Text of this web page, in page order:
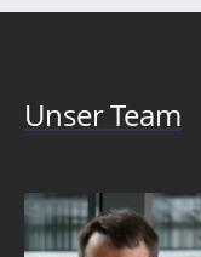
Unser Team